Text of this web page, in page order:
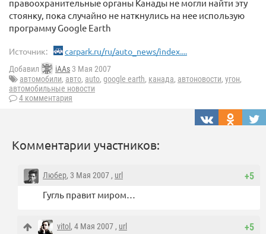
правоохранительные органы Канады не могли найти эту
стоянку, пока случайно не наткнулись на нее использую
программу Google Earth
Источник: carpark.ru/ru/auto_news/index....
Добавил iAAs 3 Мая 2007
автомобили, авто, auto, google earth, канада, автоновости, угон,
автомобильные новости
4 комментария
Комментарии участников:
+5
Любер, 3 Мая 2007 , url
Гугль правит миром…
+5
vitol , 4 Мая 2007 , url